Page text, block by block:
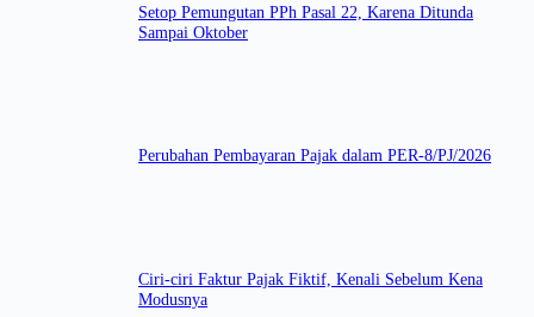
Setop Pemungutan PPh Pasal 22, Karena Ditunda
Sampai Oktober
Perubahan Pembayaran Pajak dalam PER-8/PJ/2026
Ciri-ciri Faktur Pajak Fiktif, Kenali Sebelum Kena
Modusnya